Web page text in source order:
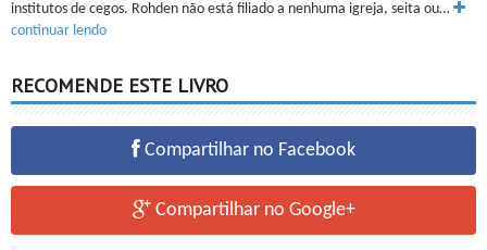
institutos de cegos. Rohden não está filiado a nenhuma igreja, seita ou…
continuar lendo
RECOMENDE ESTE LIVRO
Compartilhar no Facebook
Compartilhar no Google+